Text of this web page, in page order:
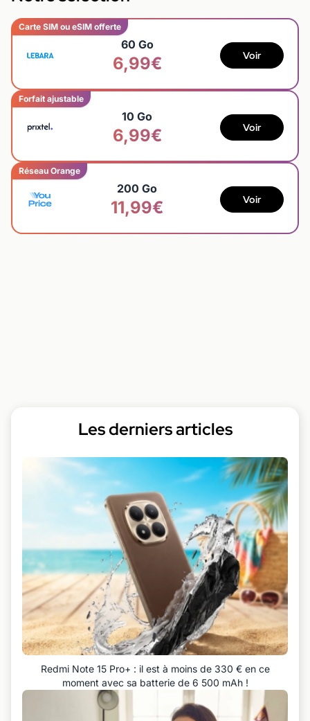
Carte SIM ou eSIM offerte
60 Go
6,99€ Voir
Forfait ajustable
10 Go
6,99€ Voir
Réseau Orange
200 Go
11,99€ Voir
Les derniers articles
Redmi Note 15 Pro+ : il est à moins de 330 € en ce
moment avec sa batterie de 6 500 mAh !